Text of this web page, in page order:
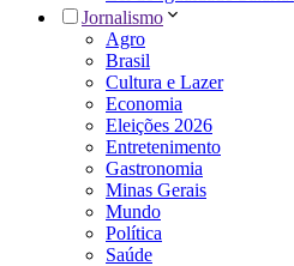
Jornalismo
Agro
Brasil
Cultura e Lazer
Economia
Eleições 2026
Entretenimento
Gastronomia
Minas Gerais
Mundo
Política
Saúde